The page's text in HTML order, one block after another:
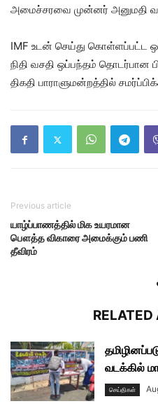
அமைச்சரவை முன்னர் அனுமதி
IMF உடன் செய்து கொள்ளப்பட்ட
நிதி வசதி ஒப்பந்தம்
திகதி பாராளுமன்றத்தில்
Previous article
யாழ்ப்பாணத்தில் மிக உயரமான
பௌத்த விகாரை அமைக்கும் பணி
தீவிரம்
RELATED
வடக்கில்
செய்திகள்